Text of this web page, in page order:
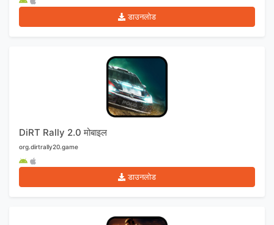
डाउनलोड
DiRT Rally 2.0 मोबाइल
org.dirtrally20.game
डाउनलोड